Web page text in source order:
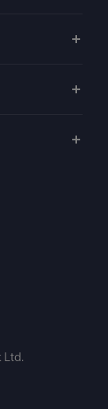
Ltd.